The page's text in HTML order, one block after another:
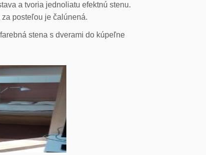
a tvoria jednoliatu efektnú stenu.
posteľou je čalúnená.
stena s dverami do kúpeľne